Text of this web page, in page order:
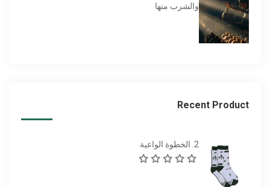
والشرب منها
Recent Product
2. الخطوة الواعية